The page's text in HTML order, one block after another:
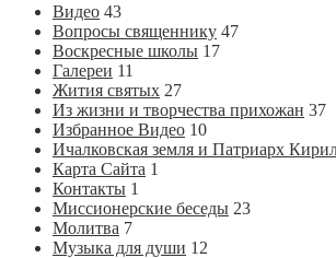
Видео 43
Вопросы священнику 47
Воскресные школы 17
Галереи 11
Жития святых 27
Из жизни и творчества прихожан 37
Избранное Видео 10
Ичалковская земля и Патриарх
Карта Сайта 1
Контакты 1
Миссионерские беседы 23
Молитва 7
Музыка для души 12